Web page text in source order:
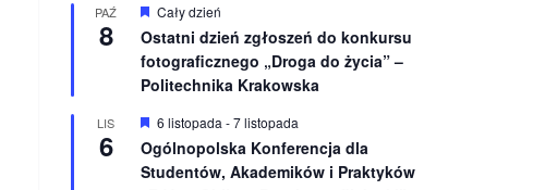
n
o
n
e
PAŹ
8
W
r
ó
ż
n
i
o
n
e
Cały dzień
Ostatni dzień zgłoszeń do konkursu
fotograficznego „Droga do życia” –
Politechnika Krakowska
LIS
6
W
r
ó
6 listopada -7 listopada
Ogólnopolska Konferencja dla
Studentów, Akademików i Praktyków